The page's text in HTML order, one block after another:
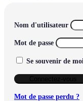
Nom d'utilisateur
Mot de passe
Se souvenir de moi
Mot de passe perdu ?